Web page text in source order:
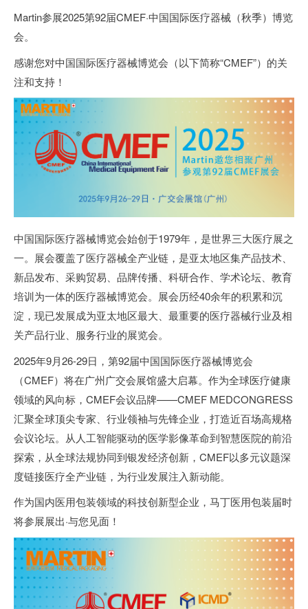
Martin参展2025第92届CMEF·中国国际医疗器械（秋季）博览
会。
感谢您对中国国际医疗器械博览会（以下简称“CMEF”）的关
注和支持！
中国国际医疗器械博览会始创于1979年，是世界三大医疗展之
一。展会覆盖了医疗器械全产业链，是亚太地区集产品技术、
新品发布、采购贸易、品牌传播、科研合作、学术论坛、教育
培训为一体的医疗器械博览会。 展会历经40余年的积累和沉
淀，现已发展成为亚太地区最大、最重要的医疗器械行业及相
关产品行业、服务行业的展览会。
2025年9月26-29日，第92届中国国际医疗器械博览会
（CMEF）将在广州广交会展馆盛大启幕。作为全球医疗健康
领域的风向标，CMEF会议品牌——CMEF MEDCONGRESS
汇聚全球顶尖专家、行业领袖与先锋企业，打造近百场高规格
会议论坛。从人工智能驱动的医学影像革命到智慧医院的前沿
探索，从全球法规协同到银发经济创新，CMEF以多元议题深
度链接医疗全产业链，为行业发展注入新动能。
作为国内医用包装领域的科技创新型企业，马丁医用包装届时
将参展展出·与您见面！